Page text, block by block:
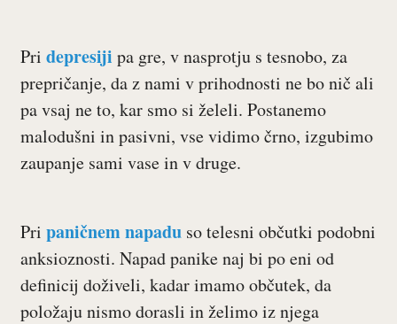
Pri depresiji pa gre, v nasprotju s tesnobo, za
prepričanje, da z nami v prihodnosti ne bo nič ali
pa vsaj ne to, kar smo si želeli. Postanemo
malodušni in pasivni, vse vidimo črno, izgubimo
zaupanje sami vase in v druge.
Pri paničnem napadu so telesni občutki podobni
anksioznosti. Napad panike naj bi po eni od
definicij doživeli, kadar imamo občutek, da
položaju nismo dorasli in želimo iz njega